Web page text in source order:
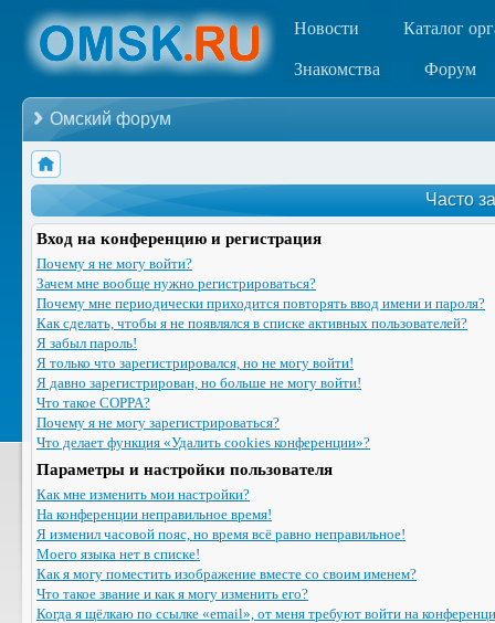
Новости Каталог
Знакомства Форум
Омский форум
Часто
Вход на конференцию и регистрация
Почему я не могу войти?
Зачем мне вообще нужно регистрироваться?
Почему мне периодически приходится повторять ввод имени и пароля?
Как сделать, чтобы я не появлялся в списке активных пользователей?
Я забыл пароль!
Я только что зарегистрировался, но не могу войти!
Я давно зарегистрирован, но больше не могу войти!
Что такое COPPA?
Почему я не могу зарегистрироваться?
Что делает функция «Удалить cookies конференции»?
Параметры и настройки пользователя
Как мне изменить мои настройки?
На конференции неправильное время!
Я изменил часовой пояс, но время всё равно неправильное!
Моего языка нет в списке!
Как я могу поместить изображение вместе со своим именем?
Что такое звание и как я могу изменить его?
Когда я щёлкаю по ссылке «email», от меня требуют войти на